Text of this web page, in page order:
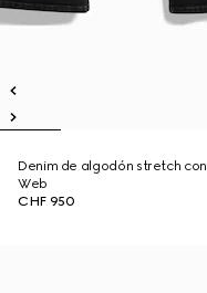
Denim de algodón stretch con
Web
CHF 950